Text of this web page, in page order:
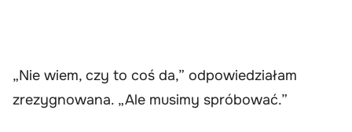
„Nie wiem, czy to coś da,” odpowiedziałam
zrezygnowana. „Ale musimy spróbować.”